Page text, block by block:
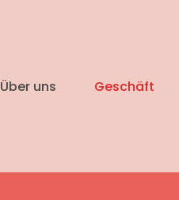
Über uns Geschäft